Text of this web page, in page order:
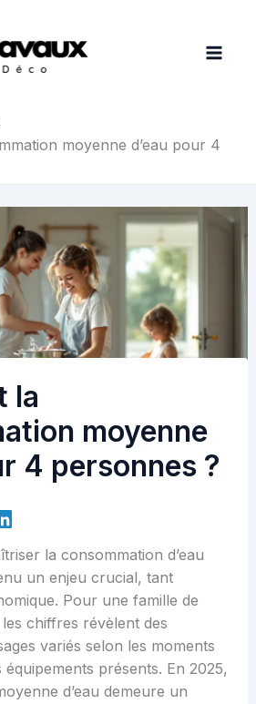
moyenne d’eau pour 4
la
moyenne
4 personnes ?
la consommation d’eau
un enjeu crucial, tant
Pour une famille de
chiffres révèlent des
variés selon les moments
présents. En 2025,
d’eau demeure un